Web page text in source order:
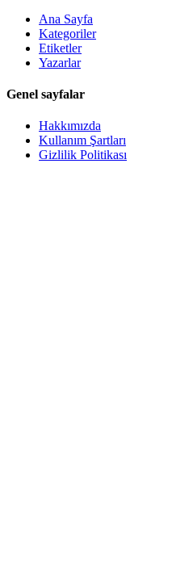
Ana Sayfa
Kategoriler
Etiketler
Yazarlar
Genel sayfalar
Hakkımızda
Kullanım Şartları
Gizlilik Politikası